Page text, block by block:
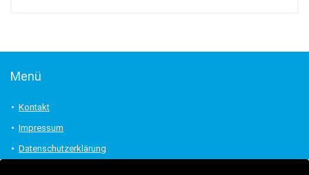
Menü
Kontakt
Impressum
Datenschutzerklärung